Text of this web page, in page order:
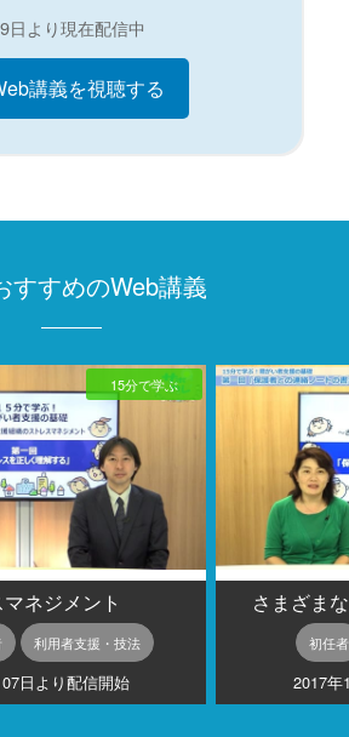
日より現在配信中
講義を視聴する
すすめのWeb講義
15分で学ぶ
ネジメント
利用者支援・技法
日より配信開始
さまざま
初任者
2017年